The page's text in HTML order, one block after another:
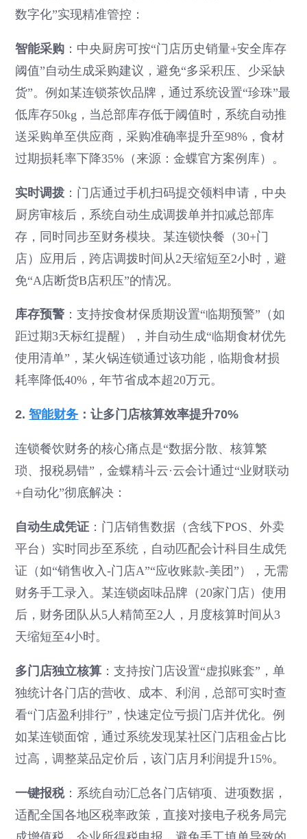
数字化”实现精准管控：
智能采购 ：中央厨房可按“门店历史销量+安全库存
阈值”自动生成采购建议，避免“多采积压、少采缺
货”。例如某连锁茶饮品牌，通过系统设置“珍珠”最
低库存50kg，当总部库存低于阈值时，系统自动推
送采购单至供应商，采购准确率提升至98%，食材
过期损耗率下降35%（来源：金蝶官方案例库）。
实时调拨 ：门店通过手机扫码提交领料申请，中央
厨房审核后，系统自动生成调拨单并扣减总部库
存，同时同步至财务模块。某连锁快餐（30+门
店）应用后，跨店调拨时间从2天缩短至2小时，避
免“A店断货B店积压”的情况。
库存预警 ：支持按食材保质期设置“临期预警”（如
距过期3天标红提醒），并自动生成“临期食材优先
使用清单”，某火锅连锁通过该功能，临期食材损
耗率降低40%，年节省成本超20万元。
2.智能财务 ：让多门店核算效率提升70%
连锁餐饮财务的核心痛点是“数据分散、核算繁
琐、报税易错”，金蝶精斗云·云会计通过“业财联动
+自动化”彻底解决：
自动生成凭证 ：门店销售数据（含线下POS、外卖
平台）实时同步至系统，自动匹配会计科目生成凭
证（如“销售收入-门店A”“应收账款-美团”），无需
财务手工录入。某连锁卤味品牌（20家门店）使用
后，财务团队从5人精简至2人，月度核算时间从3
天缩短至4小时。
多门店独立核算 ：支持按门店设置“虚拟账套”，单
独统计各门店的营收、成本、利润，总部可实时查
看“门店盈利排行”，快速定位亏损门店并优化。例
如某连锁面馆，通过系统发现某社区门店租金占比
过高，调整菜品定价后，该门店月利润提升15%。
一键报税：系统自动汇总各门店销项、进项数据，
适配全国各地区税率政策，直接对接电子税务局完